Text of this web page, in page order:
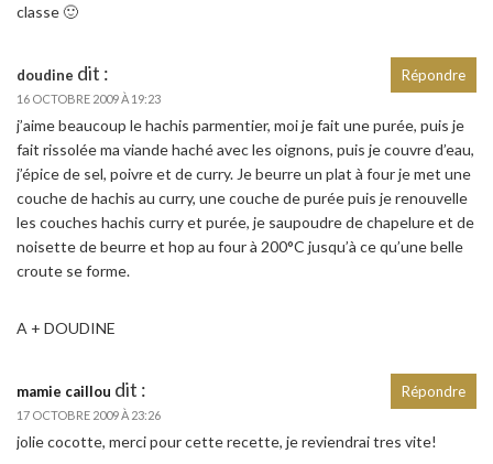
classe 🙂
doudine dit :
16 OCTOBRE 2009 À 19:23
j’aime beaucoup le hachis parmentier, moi je fait une purée, puis je
fait rissolée ma viande haché avec les oignons, puis je couvre d’eau,
j’épice de sel, poivre et de curry. Je beurre un plat à four je met une
couche de hachis au curry, une couche de purée puis je renouvelle
les couches hachis curry et purée, je saupoudre de chapelure et de
noisette de beurre et hop au four à 200°C jusqu’à ce qu’une belle
croute se forme.
A + DOUDINE
Répondre
mamie caillou dit :
17 OCTOBRE 2009 À 23:26
jolie cocotte, merci pour cette recette, je reviendrai tres vite!
Répondre